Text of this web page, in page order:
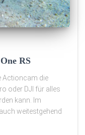
RS
Actioncam die
oder DJI für alles
kann. Im
weitestgehend